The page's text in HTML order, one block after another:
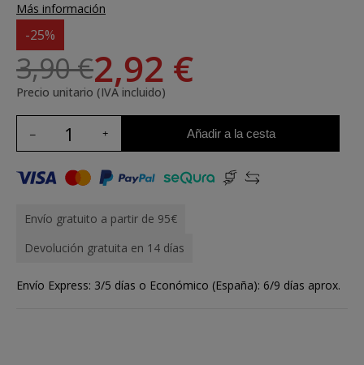
Más información
-25%
3,90 €2,92 €
Precio unitario (IVA incluido)
Añadir a la cesta
Envío gratuito a partir de 95€
Devolución gratuita en 14 días
Envío Express: 3/5 días o Económico (España): 6/9 días aprox.